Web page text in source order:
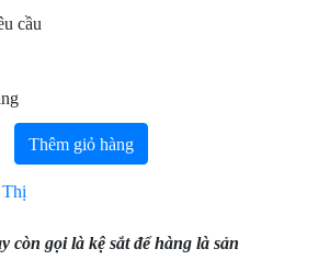
cầu
Thêm giỏ hàng
còn gọi là kệ sắt để hàng là sản